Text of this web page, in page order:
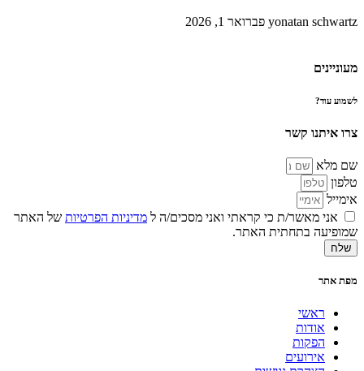
yonatan schwartz פברואר 1, 2026
מעוניינים
לשמוע עוד?
צרו איתנו קשר
שם מלא
טלפון
אימייל
אני מאשר/ת כי קראתי ואני מסכים/ה ל מדיניות הפרטיות של האתר
שמופיעה בתחתית האתר.
שלח
מפת אתר
ראשי
אודות
הפקות
אירועים